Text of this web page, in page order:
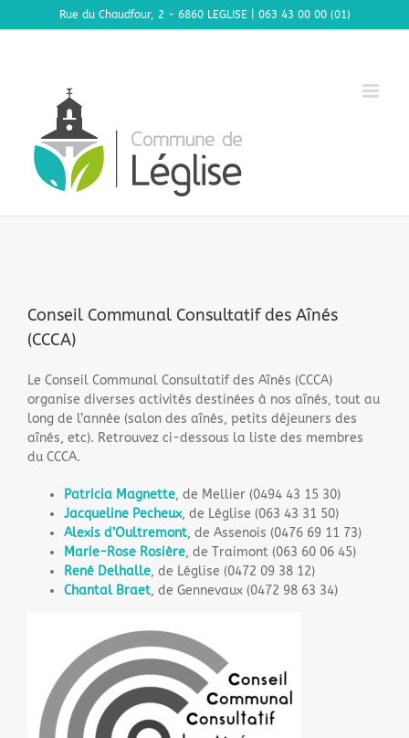
au
Rue du Chaudfour, 2 - 6860 LEGLISE | 063 43 00 00 (01)
Conseil Communal Consultatif des Aînés
(CCCA)
Le Conseil Communal Consultatif des Aînés (CCCA)
organise diverses activités destinées à nos aînés, tout au
long de l’année (salon des aînés, petits déjeuners des
aînés, etc). Retrouvez ci-dessous la liste des membres
du CCCA.
Patricia Magnette, de Mellier (0494 43 15 30)
Jacqueline Pecheux, de Léglise (063 43 31 50)
Alexis d’Oultremont, de Assenois (0476 69 11 73)
Marie-Rose Rosière, de Traimont (063 60 06 45)
René Delhalle, de Léglise (0472 09 38 12)
Chantal Braet, de Gennevaux (0472 98 63 34)